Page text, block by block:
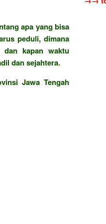
apa yang bisa
peduli, dimana
dan kapan waktu
dan sejahtera.
Jawa Tengah